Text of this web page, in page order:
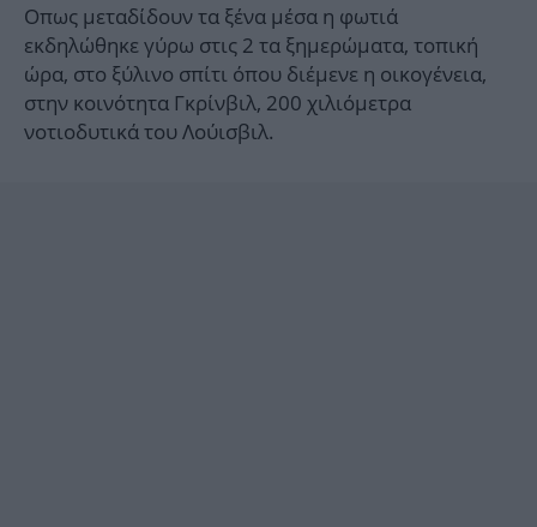
Οπως μεταδίδουν τα ξένα μέσα η φωτιά
εκδηλώθηκε γύρω στις 2 τα ξημερώματα, τοπική
ώρα, στο ξύλινο σπίτι όπου διέμενε η οικογένεια,
στην κοινότητα Γκρίνβιλ, 200 χιλιόμετρα
νοτιοδυτικά του Λούισβιλ.